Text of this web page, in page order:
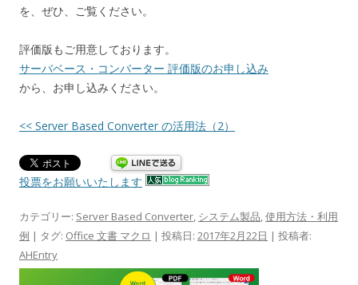
を、ぜひ、ご覧ください。
評価版もご用意しております。
サーバベース・コンバーター 評価版のお申し込み
から、お申し込みください。
<< Server Based Converter の活用法（2）
投票をお願いいたします
カテゴリー: Server Based Converter, システム製品,使用方法・利用
例 | タグ: Office 文書 マクロ | 投稿日: 2017年2月22日 | 投稿者:
AHEntry